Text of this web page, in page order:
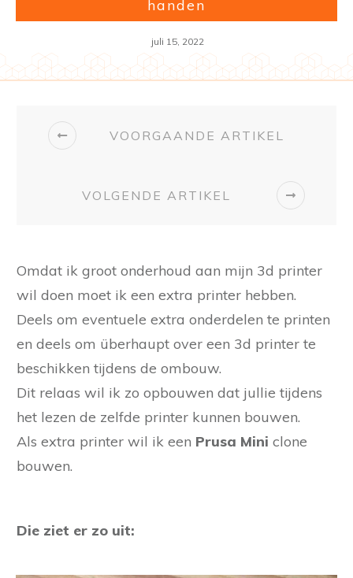
handen
juli 15, 2022
VOORGAANDE ARTIKEL
VOLGENDE ARTIKEL
Omdat ik groot onderhoud aan mijn 3d printer
wil doen moet ik een extra printer hebben.
Deels om eventuele extra onderdelen te printen
en deels om überhaupt over een 3d printer te
beschikken tijdens de ombouw.
Dit relaas wil ik zo opbouwen dat jullie tijdens
het lezen de zelfde printer kunnen bouwen.
Als extra printer wil ik een Prusa Mini clone
bouwen.
Die ziet er zo uit: